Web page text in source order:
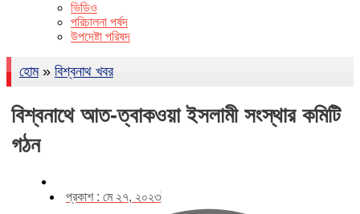
ভিডিও
পরিচালনা পর্ষদ
উপদেষ্টা পরিষদ
হোম» বিশ্বনাথ খবর
বিশ্বনাথে আত-ত্বাকওয়া ইসলামী সংস্থার কমিটি
গঠন
প্রকাশ : মে ২৭, ২০২৩